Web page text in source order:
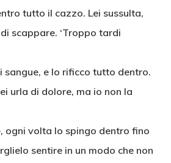
tutto il cazzo. Lei sussulta,
scappare. ‘Troppo tardi
sangue, e lo rificco tutto dentro.
urla di dolore, ma io non la
ogni volta lo spingo dentro fino
sentire in un modo che non